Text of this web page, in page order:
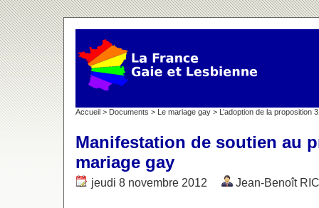
Accueil > Documents > Le mariage gay > L’adoption de la proposition
Manifestation de soutien au
mariage gay
jeudi 8 novembre 2012 Jean-Benoît